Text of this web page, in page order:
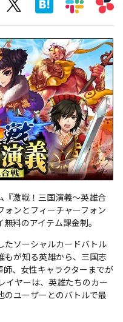
『激戦！三国演義～英雄合
ンとフィーチャーフォン
料のアイテム課金制。
たソーシャルカードバトル
もが知る英雄から、三国志
、女性キャラクターまでが
イヤーは、英雄たちのカー
のユーザーとのバトルで最